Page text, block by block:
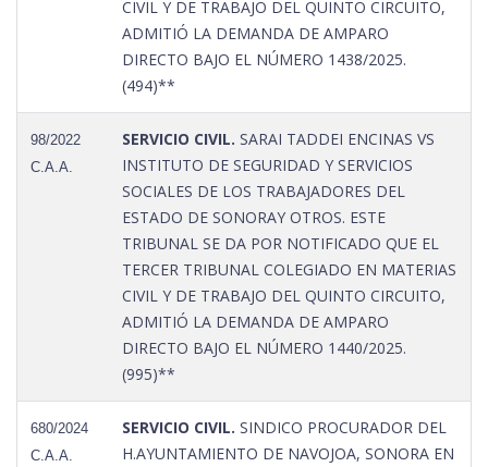
CIVIL Y DE TRABAJO DEL QUINTO CIRCUITO,
ADMITIÓ LA DEMANDA DE AMPARO
DIRECTO BAJO EL NÚMERO 1438/2025.
(494)**
98/2022
C.A.A.
SERVICIO CIVIL. SARAI TADDEI ENCINAS VS
INSTITUTO DE SEGURIDAD Y SERVICIOS
SOCIALES DE LOS TRABAJADORES DEL
ESTADO DE SONORAY OTROS. ESTE
TRIBUNAL SE DA POR NOTIFICADO QUE EL
TERCER TRIBUNAL COLEGIADO EN MATERIAS
CIVIL Y DE TRABAJO DEL QUINTO CIRCUITO,
ADMITIÓ LA DEMANDA DE AMPARO
DIRECTO BAJO EL NÚMERO 1440/2025.
(995)**
680/2024
C.A.A.
SERVICIO CIVIL. SINDICO PROCURADOR DEL
H.AYUNTAMIENTO DE NAVOJOA, SONORA EN